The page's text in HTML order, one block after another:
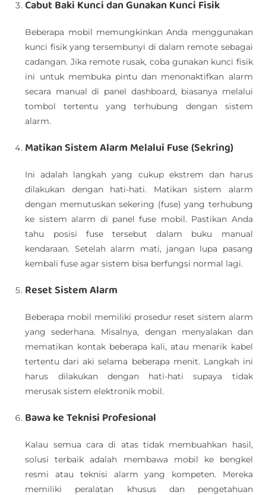
Cabut Baki Kunci dan Gunakan Kunci Fisik
Beberapa mobil memungkinkan Anda menggunakan
kunci fisik yang tersembunyi di dalam remote sebagai
cadangan. Jika remote rusak, coba gunakan kunci fisik
ini untuk membuka pintu dan menonaktifkan alarm
secara manual di panel dashboard, biasanya melalui
tombol tertentu yang terhubung dengan sistem
alarm.
Matikan Sistem Alarm Melalui Fuse (Sekring)
Ini adalah langkah yang cukup ekstrem dan harus
dilakukan dengan hati-hati. Matikan sistem alarm
dengan memutuskan sekering (fuse) yang terhubung
ke sistem alarm di panel fuse mobil. Pastikan Anda
tahu posisi fuse tersebut dalam buku manual
kendaraan. Setelah alarm mati, jangan lupa pasang
kembali fuse agar sistem bisa berfungsi normal lagi.
Reset Sistem Alarm
Beberapa mobil memiliki prosedur reset sistem alarm
yang sederhana. Misalnya, dengan menyalakan dan
mematikan kontak beberapa kali, atau menarik kabel
tertentu dari aki selama beberapa menit. Langkah ini
harus dilakukan dengan hati-hati supaya tidak
merusak sistem elektronik mobil.
Bawa ke Teknisi Profesional
Kalau semua cara di atas tidak membuahkan hasil,
solusi terbaik adalah membawa mobil ke bengkel
resmi atau teknisi alarm yang kompeten. Mereka
memiliki peralatan khusus dan pengetahuan